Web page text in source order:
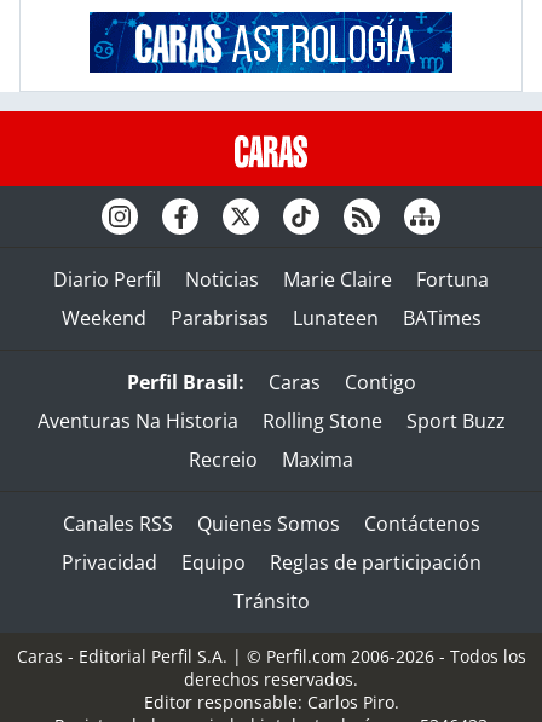
Diario Perfil Noticias Marie Claire
Fortuna
Weekend
Parabrisas Lunateen BATimes
Perfil Brasil: Caras
Contigo
Aventuras Na Historia
Rolling Stone
Sport Buzz
Recreio
Maxima
Canales RSS Quienes Somos
Contáctenos
Privacidad
Equipo
Reglas de participación
Tránsito
Caras - Editorial Perfil S.A. | © Perfil.com 2006-2026 - Todos los
derechos reservados.
Editor responsable: Carlos Piro.